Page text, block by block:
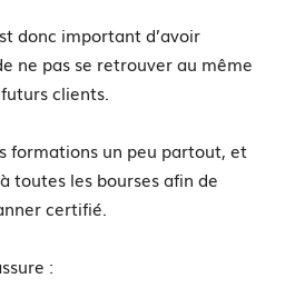
donc important d’avoir
ne pas se retrouver au même
clients.
formations un peu partout, et
toutes les bourses afin de
certifié.
: